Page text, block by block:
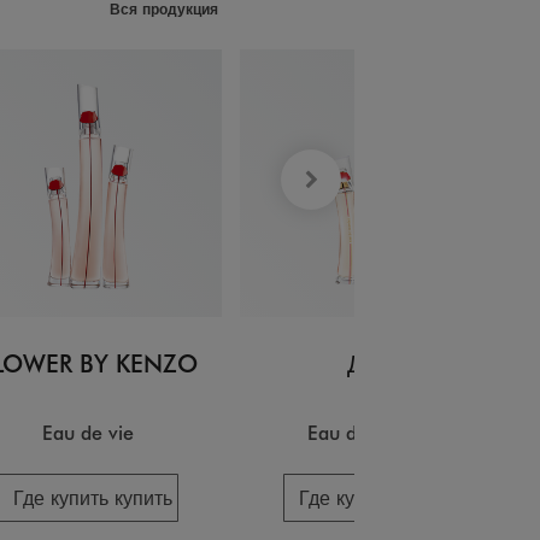
Вся продукция
BY KENZO
Eau de vie
Где купить купить
Духи
Eau de lumière
Где купить купить